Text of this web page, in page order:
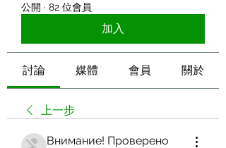
公開 · 82 位會員
加入
討論 媒體 會員 關於
上一步
Внимание! Проверено